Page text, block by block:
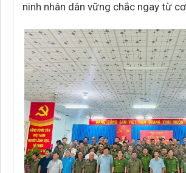
ninh nhân dân vững chắc ngay từ